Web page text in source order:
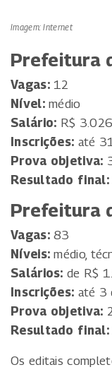
Imagem: Internet
Prefeitura
Vagas:12
Nível:médio
Salário: R$
Inscrições: até
Prova objetiva:
Resultado final:
Prefeitura
Vagas:83
Níveis: médio,
Salários: de R$
Inscrições: até 3
Prova objetiva:
Resultado final:
Os editais